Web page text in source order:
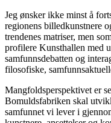
Jeg ønsker ikke minst å
regionens billedkunstnere
trendenes matriser, men
profilere Kunsthallen med
samfunnsdebatten og
filosofiske,
Mangfoldsperspektivet er
Bomuldsfabriken skal
samfunnet vi lever i